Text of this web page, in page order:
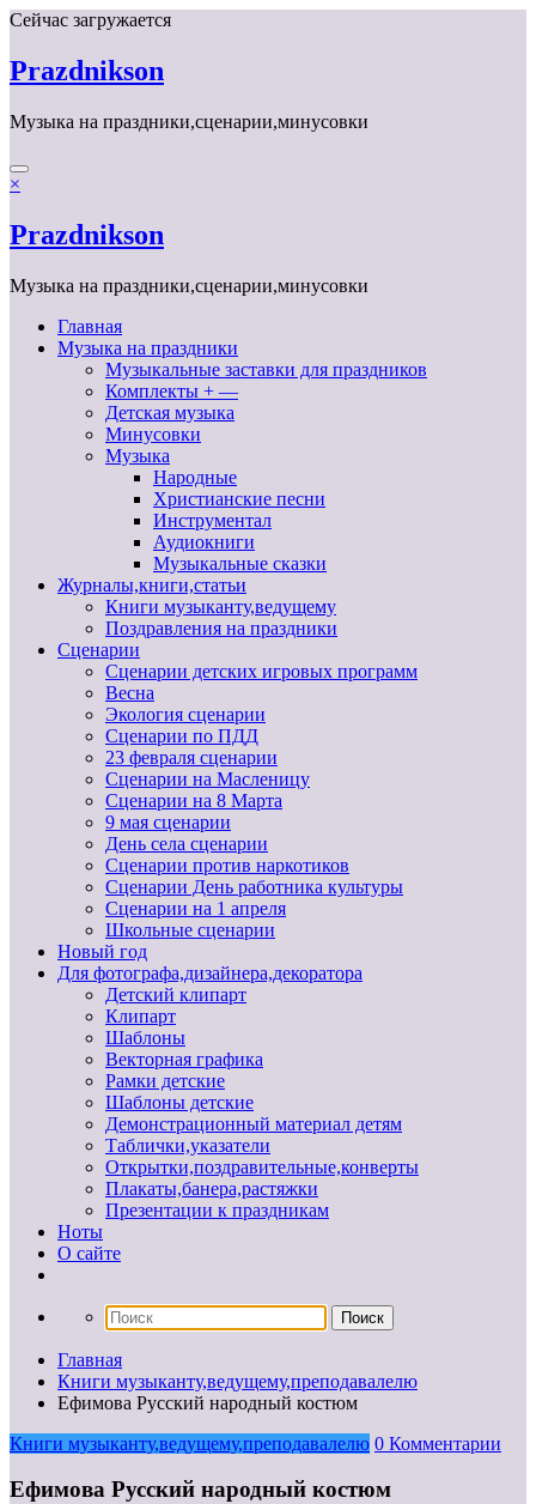
Перейти
содержимому
Сейчас загружается
Prazdnikson
Музыка на праздники,сценарии,минусовки
×
Prazdnikson
Музыка на праздники,сценарии,минусовки
Главная
Музыка на праздники
Музыкальные заставки для праздников
Комплекты + —
Детская музыка
Минусовки
Музыка
Народные
Христианские песни
Инструментал
Аудиокниги
Музыкальные сказки
Журналы,книги,статьи
Книги музыканту,ведущему
Поздравления на праздники
Сценарии
Сценарии детских игровых программ
Весна
Экология сценарии
Сценарии по ПДД
23 февраля сценарии
Сценарии на Масленицу
Сценарии на 8 Марта
9 мая сценарии
День села сценарии
Сценарии против наркотиков
Сценарии День работника культуры
Сценарии на 1 апреля
Школьные сценарии
Новый год
Для фотографа,дизайнера,декоратора
Детский клипарт
Клипарт
Шаблоны
Векторная графика
Рамки детские
Шаблоны детские
Демонстрационный материал детям
Таблички,указатели
Открытки,поздравительные,конверты
Плакаты,банера,растяжки
Презентации к праздникам
Ноты
О сайте
Главная
Книги музыканту,ведущему,преподавалелю
Ефимова Русский народный костюм
Книги музыканту,ведущему,преподавалелю 0 Комментарии
Ефимова Русский народный костюм